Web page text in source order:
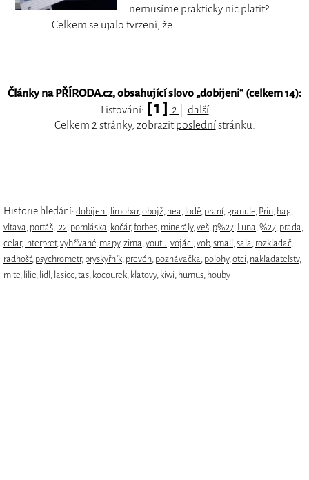
nemusíme prakticky nic platit?
Celkem se ujalo tvrzení, že…
Články na PŘÍRODA.cz, obsahující slovo „dobijeni“ (celkem 14):
Listování: [ 1 ] 2
další
Celkem 2 stránky, zobrazitposlednístránku.
Historie hledání: dobijeni, limobar,obojž, nea, lodě, praní, granule, Prin, hag,
vltava, portáš, .22, pomláska, kočár,forbes, minerály,veš, p%27, Luna,%27, prada,
celar, interpret,vyhřívané, mapy,zima,youtu,vojáci,vob,small ,sala, rozkladač,
radhošť, psychrometr, pryskyřník, prevén, poznávačka, polohy,otci, nakladatelstv,
mite, lilie, lidl , lasice,tas, kocourek, klatovy, kiwi, humus, houby